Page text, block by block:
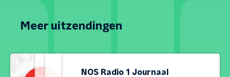
Meer uitzendingen
NOS Radio 1 Journaal